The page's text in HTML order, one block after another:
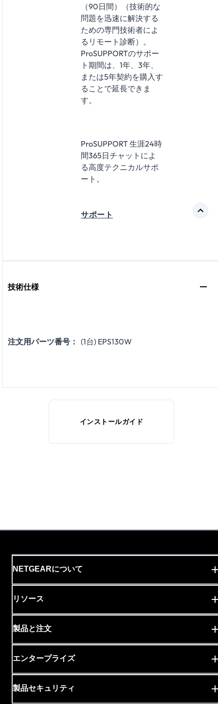
（90日間）（技術的な
問題を迅速に解決する
ための専門技術者によ
るリモート診断）。
ProSUPPORTのサポー
ト期間は、1年、3年、
または5年契約を購入す
ることで延長できま
す。
ProSUPPORT 生涯24時
間365日チャットによ
る高度テクニカルサポ
ート。
サポート
技術仕様
注文用パーツ番号： (1台) EPS130W
インストールガイド
NETGEARについて
リソース
製品と注文
エンタープライズ
製品セキュリティ